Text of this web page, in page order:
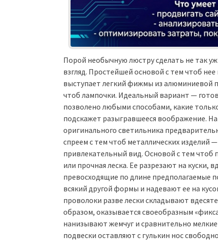
Порой необычную люстру сделать не так
взгляд. Простейшей основой с тем чтоб
выступает легкий фижмы из алюминиевой
чтоб лампочки. Идеальный вариант —
позволено любыми способами, какие
подскажет разыгравшееся воображение.
оригинального светильника
спреем с тем чтоб металлических изделий
привлекательный вид. Основой с тем чтоб
или прочная леска. Ее разрезают на куски,
превосходящие по длине предполагаемые
всякий другой формы и надевают ее на
проволоки разве лески складывают
образом, оказывается своеобразным
нанизывают жемчуг и сравнительно
подвески оставляют с гулькин нос